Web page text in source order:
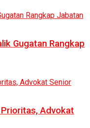
Gugatan Rangkap
Advokat